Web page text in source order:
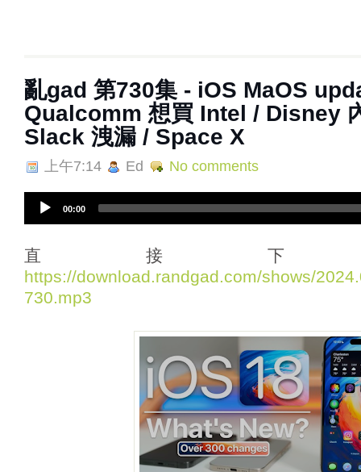
亂‌‌‌gad‌‌‌ ‌‌‌‌‌第730集 - iOS MaOS
Qualcomm 想買 Intel / Disney
Slack 洩漏 / Space X
上午7:14 Ed No comments
i
o
P
l
00:00
直接
https://download.randgad.com/shows/
730.mp3